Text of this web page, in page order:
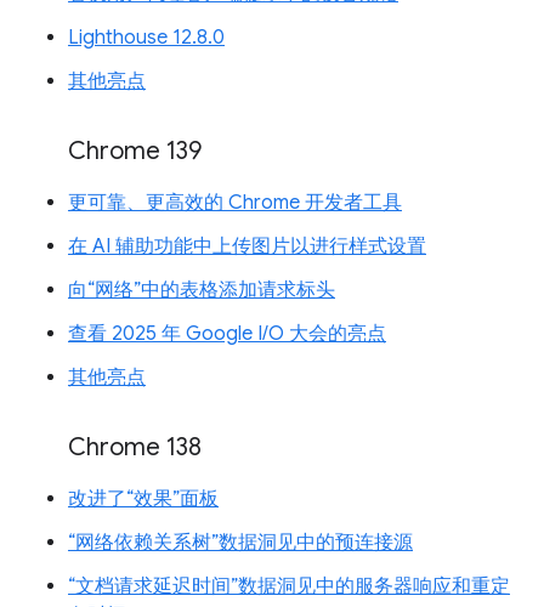
Lighthouse 12.8.0
其他亮点
Chrome 139
更可靠、更高效的 Chrome 开发者工具
在 AI 辅助功能中上传图片以进行样式设置
向“网络”中的表格添加请求标头
查看 2025 年 Google I/O 大会的亮点
其他亮点
Chrome 138
改进了“效果”面板
“网络依赖关系树”数据洞见中的预连接源
“文档请求延迟时间”数据洞见中的服务器响应和重定